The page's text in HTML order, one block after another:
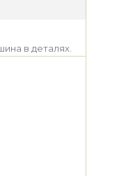
в деталях.